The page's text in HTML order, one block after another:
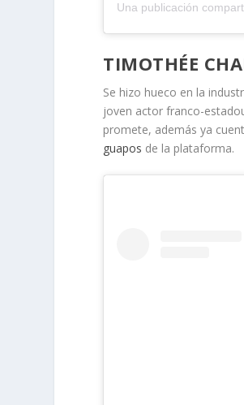
Una publicación
TIMOTHÉE
Se hizo hueco en la
joven actor franco-
promete, además ya
guapos de la plataforma.